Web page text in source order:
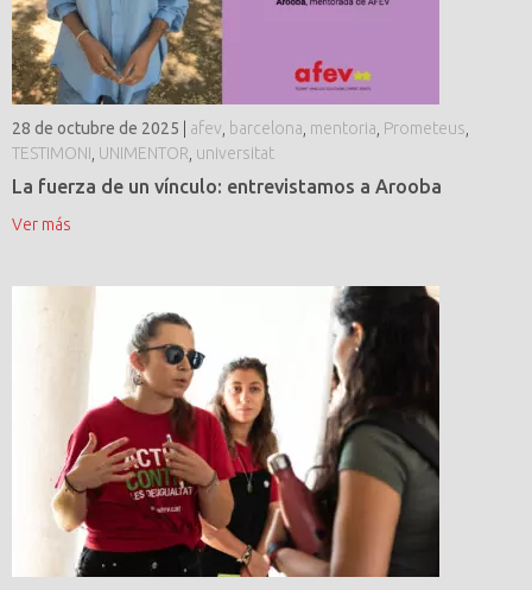
28 de octubre de 2025 afev, barcelona, mentoria, Prometeus,
TESTIMONI, UNIMENTOR, universitat
La fuerza de un vínculo: entrevistamos a Arooba
Ver más